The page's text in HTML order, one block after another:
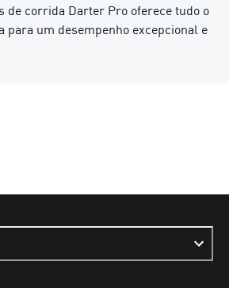
de corrida Darter Pro oferece tudo o
para um desempenho excepcional e